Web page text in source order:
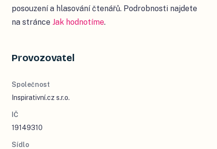
posouzení a hlasování čtenářů. Podrobnosti najdete
na stránce Jak hodnotíme.
Provozovatel
Společnost
Inspirativní.cz s.r.o.
IČ
19149310
Sídlo